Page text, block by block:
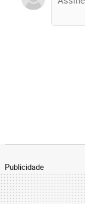
Publicidade